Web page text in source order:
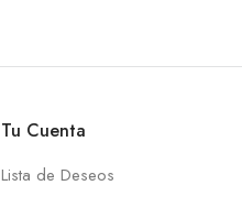
Tu Cuenta
Lista de Deseos